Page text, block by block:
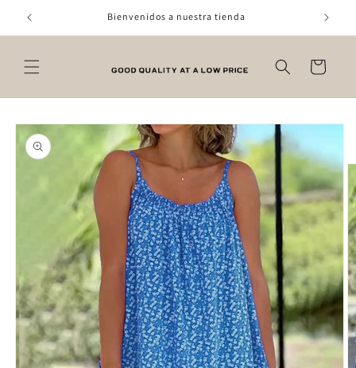
na
Bienvenidos a nuestra tienda
Košík
Prejsť na
informácie
o produkte